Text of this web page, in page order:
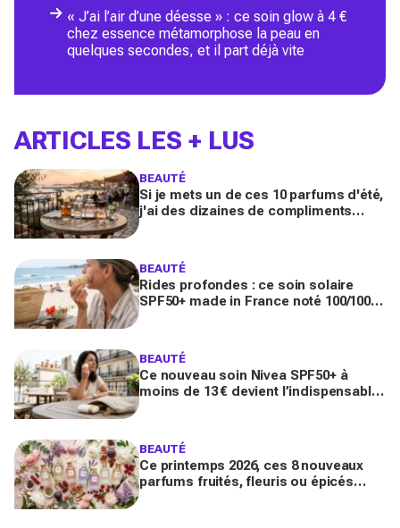
« J’ai l’air d’une déesse » : ce soin glow à 4 €
chez essence métamorphose la peau en
quelques secondes, et il part déjà vite
ARTICLES LES + LUS
BEAUTÉ
Si je mets un de ces 10 parfums d'été,
j'ai des dizaines de compliments
BEAUTÉ
Rides profondes : ce soin solaire
SPF50+ made in France noté 100/100
BEAUTÉ
Ce nouveau soin Nivea SPF50+ à
moins de 13 € devient l’indispensable
BEAUTÉ
Ce printemps 2026, ces 8 nouveaux
parfums fruités, fleuris ou épicés